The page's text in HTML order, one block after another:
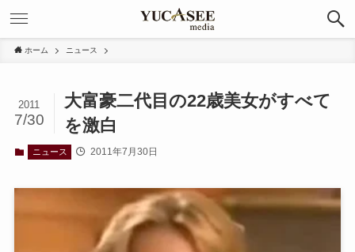
ホーム ニュース
大富豪二代目の22歳美女がすべて
を激白
2011
7/30
ニュース 2011年7月30日